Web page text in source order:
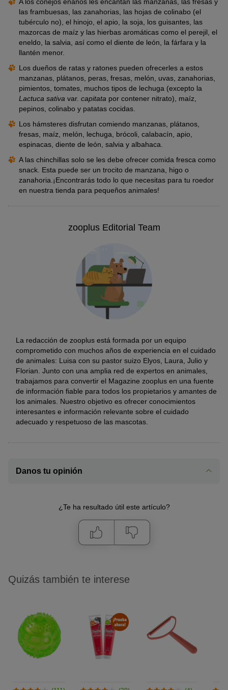
A los conejos enanos les encantan las manzanas, las fresas y
las frambuesas, las zanahorias, las hojas de colinabo (el
tubérculo no), el hinojo, el apio, la soja, los guisantes, las
mazorcas de maíz y las hierbas aromáticas como el perejil, el
eneldo, la salvia, así como el diente de león, la fárfara y la
llantén menor.
Los dueños de ratas y ratones pueden ofrecerles a estos
manzanas, plátanos, peras, fresas, melón, uvas, zanahorias,
pimientos, tomates, muchos tipos de lechuga (excepto la
Lactuca sativa var. capitata por contener nitrato), maíz,
pepinos, colinabo y patatas cocidas.
Los hámsteres disfrutan comiendo manzanas, plátanos,
fresas, maíz, melón, lechuga, brócoli, calabacín, apio,
espinacas, diente de león, salvia y albahaca.
A las chinchillas solo se les debe ofrecer comida fresca como
snack. Esta puede ser un trocito de manzana, higo o
zanahoria.¡Encontrarás todo lo que necesitas para tu roedor
en nuestra tienda para pequeños animales!
zooplus Editorial Team
La redacción de zooplus está formada por un equipo
comprometido con muchos años de experiencia en el cuidado
de animales: Luisa con su pastor suizo Elyos, Laura, Julio y
Florian. Junto con una amplia red de expertos en animales,
trabajamos para convertir el Magazine zooplus en una fuente
de información fiable para todos los propietarios y amantes de
los animales. Nuestro objetivo es ofrecer conocimientos
interesantes e información relevante sobre el cuidado
adecuado y respetuoso de las mascotas.
Danos tu opinión
¿Te ha resultado útil este artículo?
Quizás también te interese